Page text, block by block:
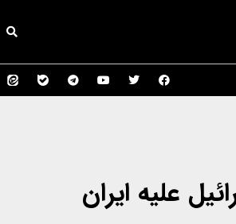
علیه ایران